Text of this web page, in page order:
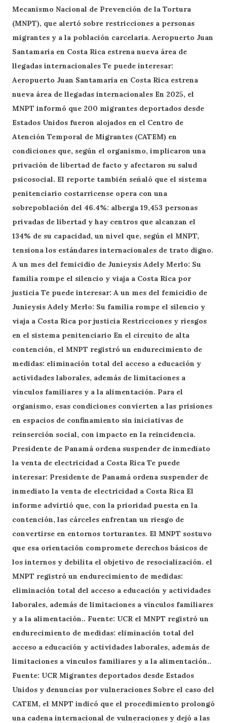
Mecanismo Nacional de Prevención de la Tortura
(MNPT), que alertó sobre restricciones a personas
migrantes y a la población carcelaria. Aeropuerto Juan
Santamaría en Costa Rica estrena nueva área de
llegadas internacionales Te puede interesar:
Aeropuerto Juan Santamaría en Costa Rica estrena
nueva área de llegadas internacionales En 2025, el
MNPT informó que 200 migrantes deportados desde
Estados Unidos fueron alojados en el Centro de
Atención Temporal de Migrantes (CATEM) en
condiciones que, según el organismo, implicaron una
privación de libertad de facto y afectaron su salud
psicosocial. El reporte también señaló que el sistema
penitenciario costarricense opera con una
sobrepoblación del 46.4%: alberga 19,453 personas
privadas de libertad y hay centros que alcanzan el
134% de su capacidad, un nivel que, según el MNPT,
tensiona los estándares internacionales de trato digno.
A un mes del femicidio de Junieysis Adely Merlo: Su
familia rompe el silencio y viaja a Costa Rica por
justicia Te puede interesar: A un mes del femicidio de
Junieysis Adely Merlo: Su familia rompe el silencio y
viaja a Costa Rica por justicia Restricciones y riesgos
en el sistema penitenciario En el circuito de alta
contención, el MNPT registró un endurecimiento de
medidas: eliminación total del acceso a educación y
actividades laborales, además de limitaciones a
vínculos familiares y a la alimentación. Para el
organismo, esas condiciones convierten a las prisiones
en espacios de confinamiento sin iniciativas de
reinserción social, con impacto en la reincidencia.
Presidente de Panamá ordena suspender de inmediato
la venta de electricidad a Costa Rica Te puede
interesar: Presidente de Panamá ordena suspender de
inmediato la venta de electricidad a Costa Rica El
informe advirtió que, con la prioridad puesta en la
contención, las cárceles enfrentan un riesgo de
convertirse en entornos torturantes. El MNPT sostuvo
que esa orientación compromete derechos básicos de
los internos y debilita el objetivo de resocialización. el
MNPT registró un endurecimiento de medidas:
eliminación total del acceso a educación y actividades
laborales, además de limitaciones a vínculos familiares
y a la alimentación.. Fuente: UCR el MNPT registró un
endurecimiento de medidas: eliminación total del
acceso a educación y actividades laborales, además de
limitaciones a vínculos familiares y a la alimentación..
Fuente: UCR Migrantes deportados desde Estados
Unidos y denuncias por vulneraciones Sobre el caso del
CATEM, el MNPT indicó que el procedimiento prolongó
una cadena internacional de vulneraciones y dejó a las